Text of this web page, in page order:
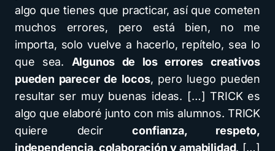
algo que tienes que practicar, así que cometen
muchos errores, pero está bien, no me
importa, solo vuelve a hacerlo, repítelo, sea lo
que sea. Algunos de los errores creativos
pueden parecer de locos, pero luego pueden
resultar ser muy buenas ideas. […] TRICK es
algo que elaboré junto con mis alumnos. TRICK
quiere decirconfianza, respeto,
independencia, colaboración y amabilidad. […]